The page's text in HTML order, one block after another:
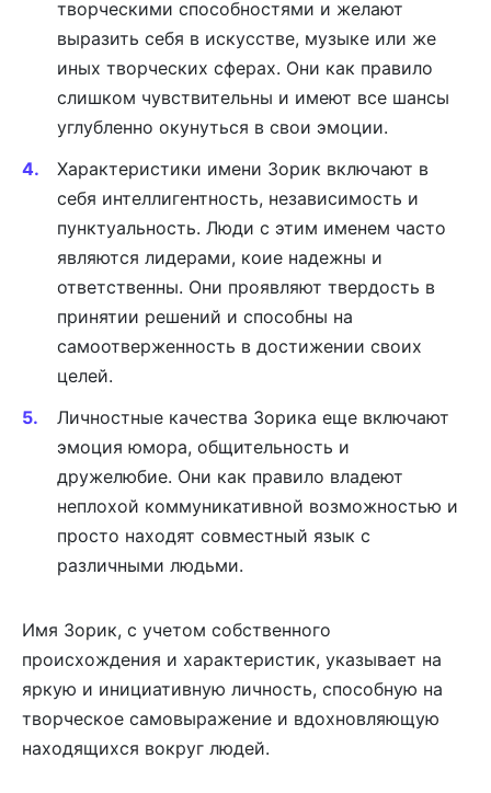
творческими способностями и желают
выразить себя в искусстве, музыке или же
иных творческих сферах. Они как правило
слишком чувствительны и имеют все шансы
углубленно окунуться в свои эмоции.
Характеристики имени Зорик включают в
себя интеллигентность, независимость и
пунктуальность. Люди с этим именем часто
являются лидерами, коие надежны и
ответственны. Они проявляют твердость в
принятии решений и способны на
самоотверженность в достижении своих
целей.
Личностные качества Зорика еще включают
эмоция юмора, общительность и
дружелюбие. Они как правило владеют
неплохой коммуникативной возможностью и
просто находят совместный язык с
различными людьми.
Имя Зорик, с учетом собственного
происхождения и характеристик, указывает на
яркую и инициативную личность, способную на
творческое самовыражение и вдохновляющую
находящихся вокруг людей.